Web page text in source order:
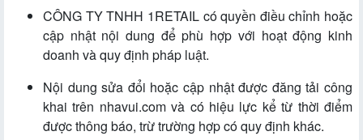
CÔNG TY TNHH 1RETAIL có quyền điều chỉnh hoặc
cập nhật nội dung để phù hợp với hoạt động kinh
doanh và quy định pháp luật.
Nội dung sửa đổi hoặc cập nhật được đăng tải công
khai trên nhavui.com và có hiệu lực kể từ thời điểm
được thông báo, trừ trường hợp có quy định khác.